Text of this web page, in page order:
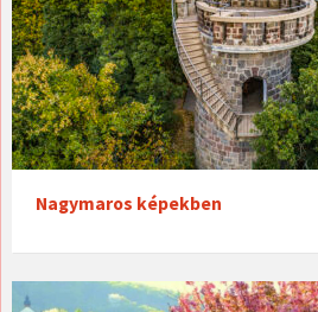
Nagymaros képekben